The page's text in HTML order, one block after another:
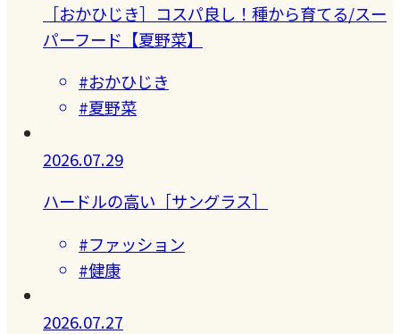
［おかひじき］コスパ良し！種から育てる/スー
パーフード【夏野菜】
#おかひじき
#夏野菜
2026.07.29
ハードルの高い［サングラス］
#ファッション
#健康
2026.07.27